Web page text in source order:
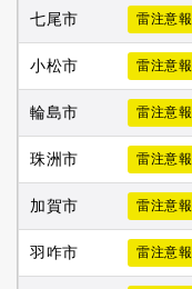
七尾市 雷注意報
小松市 雷注意報
輪島市 雷注意報
珠洲市 雷注意報
加賀市 雷注意報
羽咋市 雷注意報